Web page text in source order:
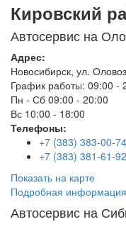
Кировский
Автосервис на
Адрес:
Новосибирск, ул.
График работы: 09:00 -
Пн - Сб 09:00 - 20:00
Вс 10:00 - 18:00
Телефоны:
+7 (383) 383-00-74
+7 (383) 381-61-92
Показать на карте
Подробная информация
Автосервис на